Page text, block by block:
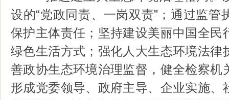
设的“党政同责、一岗双责”；通过监管
保护主体责任；坚持建设美丽中国全民
绿色生活方式；强化人大生态环境法律
善政协生态环境治理监督，健全检察机
形成党委领导、政府主导、企业实施、